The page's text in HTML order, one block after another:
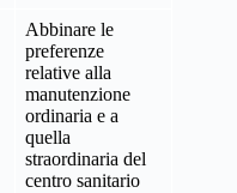
Abbinare le
preferenze
relative alla
manutenzione
ordinaria e a
quella
straordinaria del
centro sanitario